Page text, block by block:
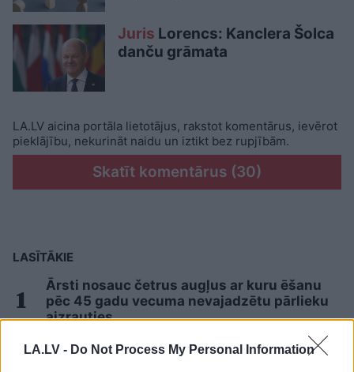
LA.LV - Do Not Process My Personal Information
Juris Lorencs: Kanclera Šolca
danču grāmata
LA.LV aicina portāla lietotājus, rakstot komentārus, ievērot
pieklājību, nekurināt naidu un iztikt bez rupjībām.
Skatīt komentārus (30)
LASĪTĀKIE
Ārsti nosauc četrus augļus ar kuru ēšanu
pēc 45 gadu vecuma nevajadzētu pārlieku
aizrauties
Armands Puče: “Skaidrs, ka tas ir